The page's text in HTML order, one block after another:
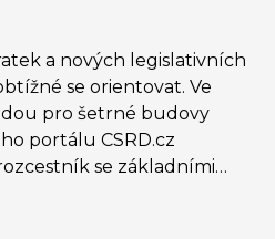
a nových legislativních
se orientovat. Ve
pro šetrné budovy
portálu CSRD.cz
se základními